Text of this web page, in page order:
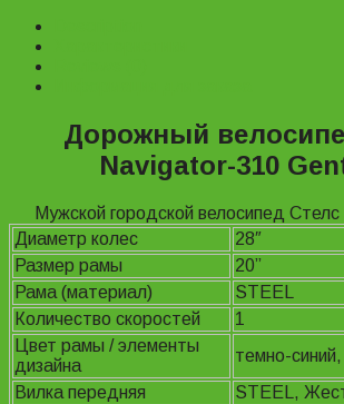
Дорожный
Navigator-310
Мужской городской велосипед
Диаметр колес
28″
Размер рамы
20”
Рама (материал)
STEEL
Количество скоростей
1
Цвет рамы / элементы
дизайна
темно-
Вилка передняя
STEEL,